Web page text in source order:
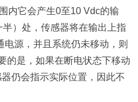
内它会产生0至10 Vdc的输
）处，传感器将在输出上指
源，并且系统仍未移动，则
的是，如果在断电状态下移动
仍会指示实际位置，因此不